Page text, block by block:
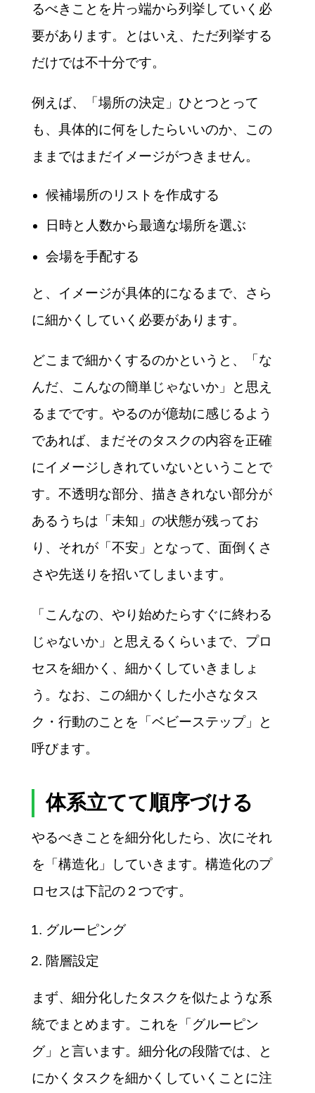
るべきことを片っ端から列挙していく必
要があります。とはいえ、ただ列挙する
だけでは不十分です。
例えば、「場所の決定」ひとつとって
も、具体的に何をしたらいいのか、この
ままではまだイメージがつきません。
候補場所のリストを作成する
日時と人数から最適な場所を選ぶ
会場を手配する
と、イメージが具体的になるまで、さら
に細かくしていく必要があります。
どこまで細かくするのかというと、「な
んだ、こんなの簡単じゃないか」と思え
るまでです。やるのが億劫に感じるよう
であれば、まだそのタスクの内容を正確
にイメージしきれていないということで
す。不透明な部分、描ききれない部分が
あるうちは「未知」の状態が残ってお
り、それが「不安」となって、面倒くさ
さや先送りを招いてしまいます。
「こんなの、やり始めたらすぐに終わる
じゃないか」と思えるくらいまで、プロ
セスを細かく、細かくしていきましょ
う。なお、この細かくした小さなタス
ク・行動のことを「ベビーステップ」と
呼びます。
体系立てて順序づける
やるべきことを細分化したら、次にそれ
を「構造化」していきます。構造化のプ
ロセスは下記の２つです。
グルーピング
階層設定
まず、細分化したタスクを似たような系
統でまとめます。これを「グルーピン
グ」と言います。細分化の段階では、と
にかくタスクを細かくしていくことに注